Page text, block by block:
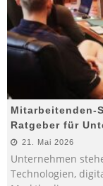
Mitarbeitenden-
Ratgeber für
21. Mai 2026
Unternehmen
Technologien,